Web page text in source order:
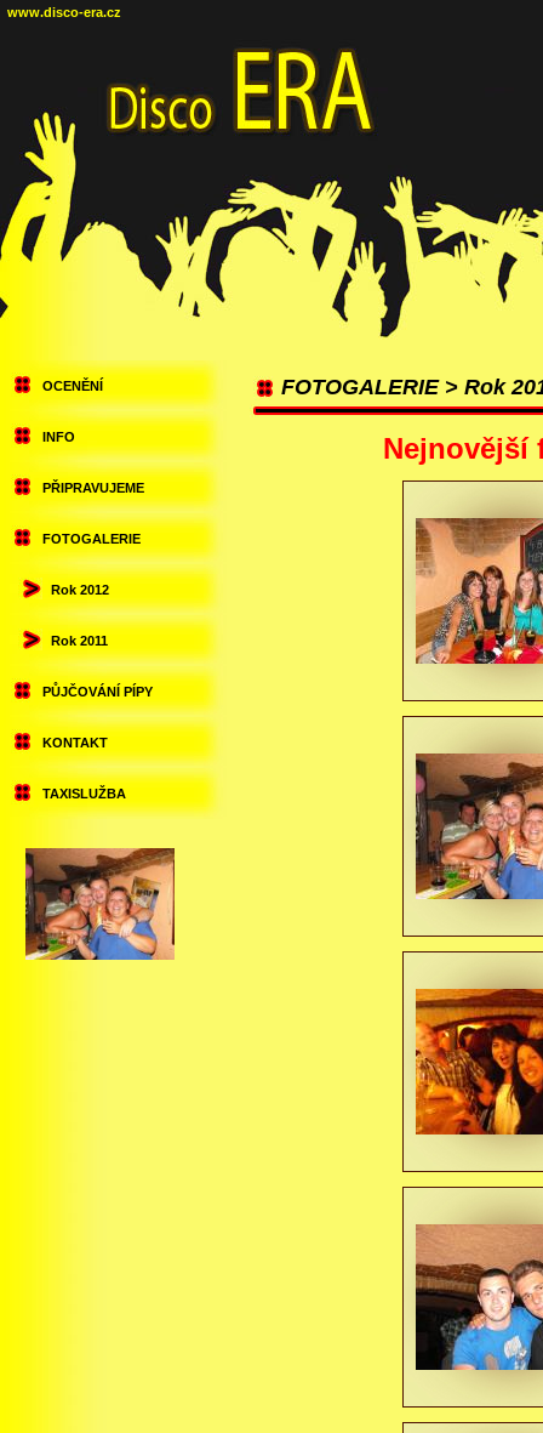
www.disco-era.cz
OCENĚNÍ
INFO
PŘIPRAVUJEME
FOTOGALERIE
Rok 2012
Rok 2011
PŮJČOVÁNÍ PÍPY
KONTAKT
TAXISLUŽBA
FOTOGALERIE > Rok